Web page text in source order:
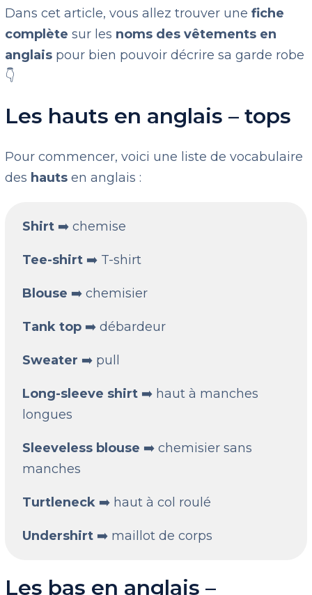
Dans cet article, vous allez trouver une fiche
complète sur les noms des vêtements en
anglais pour bien pouvoir décrire sa garde robe
👇
Les hauts en anglais – tops
Pour commencer, voici une liste de vocabulaire
des hautsen anglais :
Shirt ➡️ chemise
Tee-shirt ➡️ T-shirt
Blouse ➡️ chemisier
Tank top ➡️ débardeur
Sweater ➡️ pull
Long-sleeve shirt ➡️ haut à manches
longues
Sleeveless blouse ➡️ chemisier sans
manches
Turtleneck ➡️ haut à col roulé
Undershirt ➡️ maillot de corps
Les bas en anglais –